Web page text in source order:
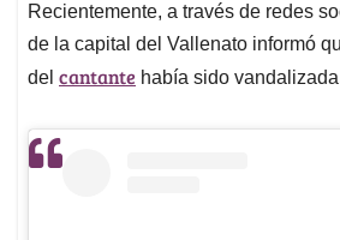
Recientemente, a través de redes
de la capital del Vallenato informó
del cantante había sido